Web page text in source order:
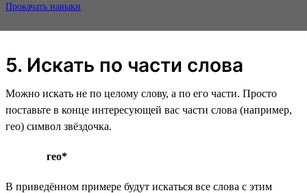
Прокачать навыки
5. Искать по части слова
Можно искать не по целому слову, а по его части. Просто
поставьте в конце интересующей вас части слова (например,
гео) символ звёздочка.
гео*
В приведённом примере будут искаться все слова с этим